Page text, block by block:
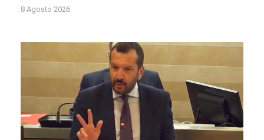
8 Agosto 2026